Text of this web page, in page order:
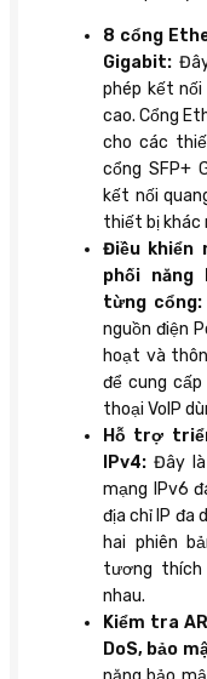
8 cổng
Gigabit:
phép kết
cao. Cổng
cho các
cổng SFP+
kết nối
thiết bị khác
Điều khiển
phối năng
từng cổng:
nguồn điện
hoạt và
để cung
thoại VoIP
Hỗ trợ
IPv4: Đây
mạng IPv6
địa chỉ IP đa
hai phiên
tương thích
nhau.
Kiểm tra
DoS, bảo